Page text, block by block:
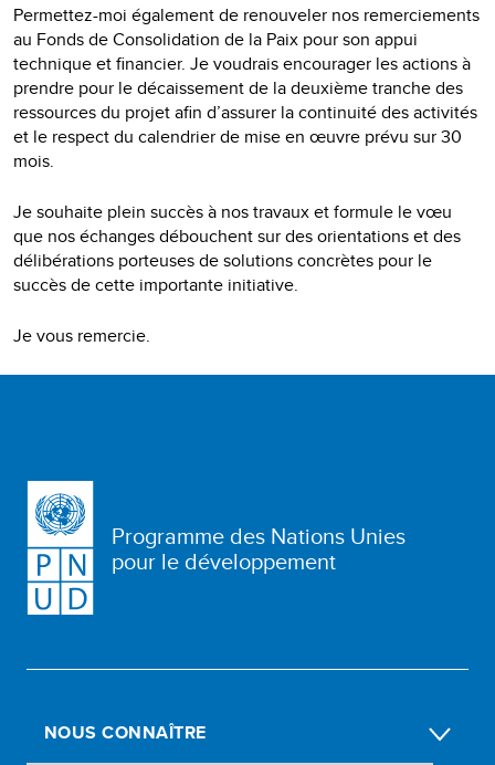
Permettez-moi également de renouveler nos remerciements
au Fonds de Consolidation de la Paix pour son appui
technique et financier. Je voudrais encourager les actions à
prendre pour le décaissement de la deuxième tranche des
ressources du projet afin d’assurer la continuité des activités
et le respect du calendrier de mise en œuvre prévu sur 30
mois.
Je souhaite plein succès à nos travaux et formule le vœu
que nos échanges débouchent sur des orientations et des
délibérations porteuses de solutions concrètes pour le
succès de cette importante initiative.
Je vous remercie.
Programme des Nations Unies
pour le développement
NOUS CONNAÎTRE